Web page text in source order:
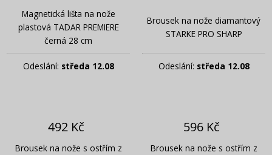
Magnetická lišta na nože
plastová TADAR PREMIERE
černá 28 cm
Odeslání: středa 12.08
Brousek na nože diamantový
STARKE PRO SHARP
Odeslání: středa 12.08
492 Kč
Brousek na nože s ostřím z
596 Kč
Brousek na nože s ostřím z